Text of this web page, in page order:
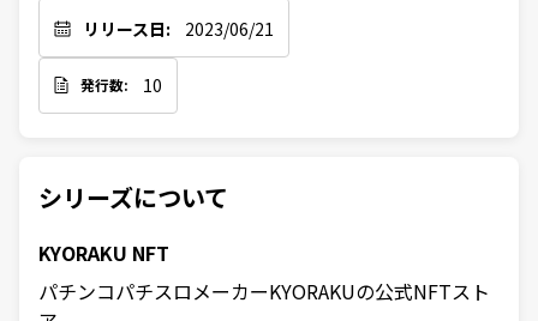
リリース日: 2023/06/21
発行数: 10
シリーズについて
KYORAKU NFT
パチンコパチスロメーカーKYORAKUの公式NFTスト